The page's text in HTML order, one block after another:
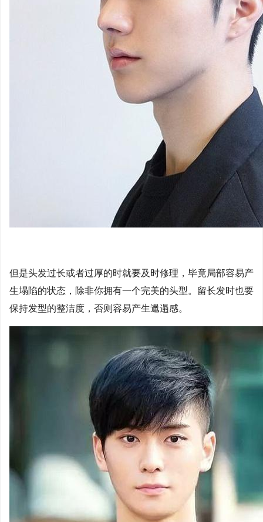
但是头发过长或者过厚的时就要及时修理，毕竟局部容易产
生塌陷的状态，除非你拥有一个完美的头型。留长发时也要
保持发型的整洁度，否则容易产生邋遢感。